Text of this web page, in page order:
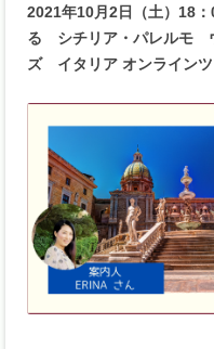
2021年10月2日（土）18
る シチリア・パレルモ
ズ イタリア オンラインツ